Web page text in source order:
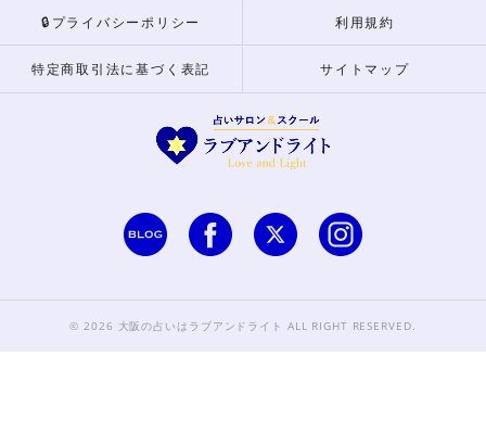
🔒プライバシーポリシー 利用規約
特定商取引法に基づく表記 サイトマップ
© 2026 大阪の占いはラブアンドライト ALL RIGHT RESERVED.